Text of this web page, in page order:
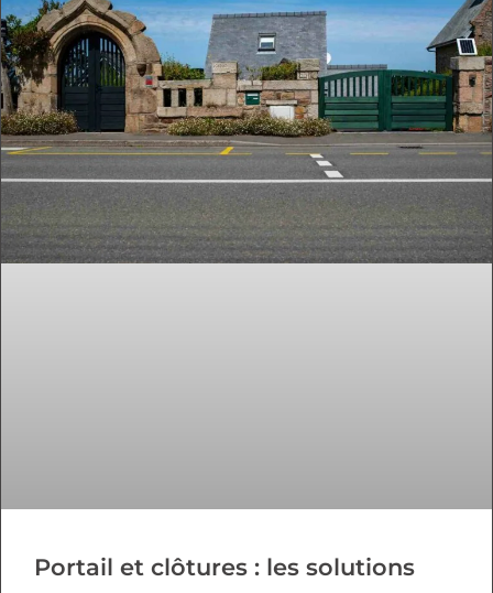
Portail et clôtures : les solutions